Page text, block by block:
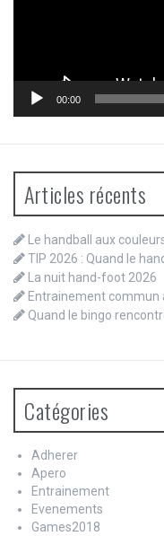
00:00
Articles récents
Le handball aux
TIP 2026 : Quand le
La nuit hand-foot 2026
Entrainement commun
Quand le bingo
Catégories
Adherer
Apero
Entrainement
Evenements
Games2018